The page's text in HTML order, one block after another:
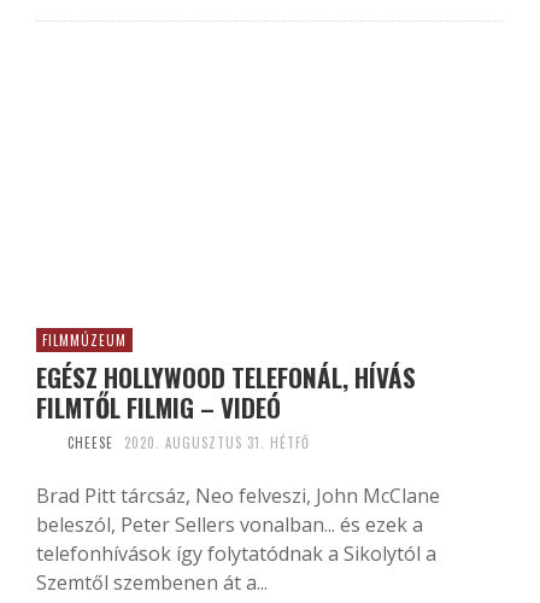
FILMMÚZEUM
EGÉSZ HOLLYWOOD TELEFONÁL, HÍVÁS
FILMTŐL FILMIG – VIDEÓ
CHEESE 2020. AUGUSZTUS 31. HÉTFŐ
Brad Pitt tárcsáz, Neo felveszi, John McClane
beleszól, Peter Sellers vonalban... és ezek a
telefonhívások így folytatódnak a Sikolytól a
Szemtől szembenen át a...